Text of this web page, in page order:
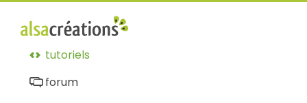
tutoriels
forum